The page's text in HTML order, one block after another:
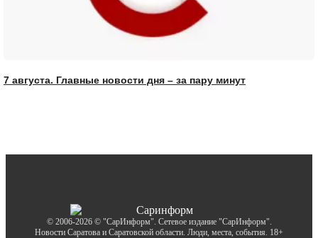
7 августа. Главные новости дня – за пару минут
© 2006-2026 © "СарИнформ". Сетевое издание "СарИнформ".
Новости Саратова и Саратовской области. Люди, места, события. 18+